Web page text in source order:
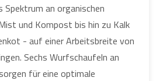
Spektrum an organischen
und Kompost bis hin zu Kalk
- auf einer Arbeitsbreite von
Sechs Wurfschaufeln an
für eine optimale